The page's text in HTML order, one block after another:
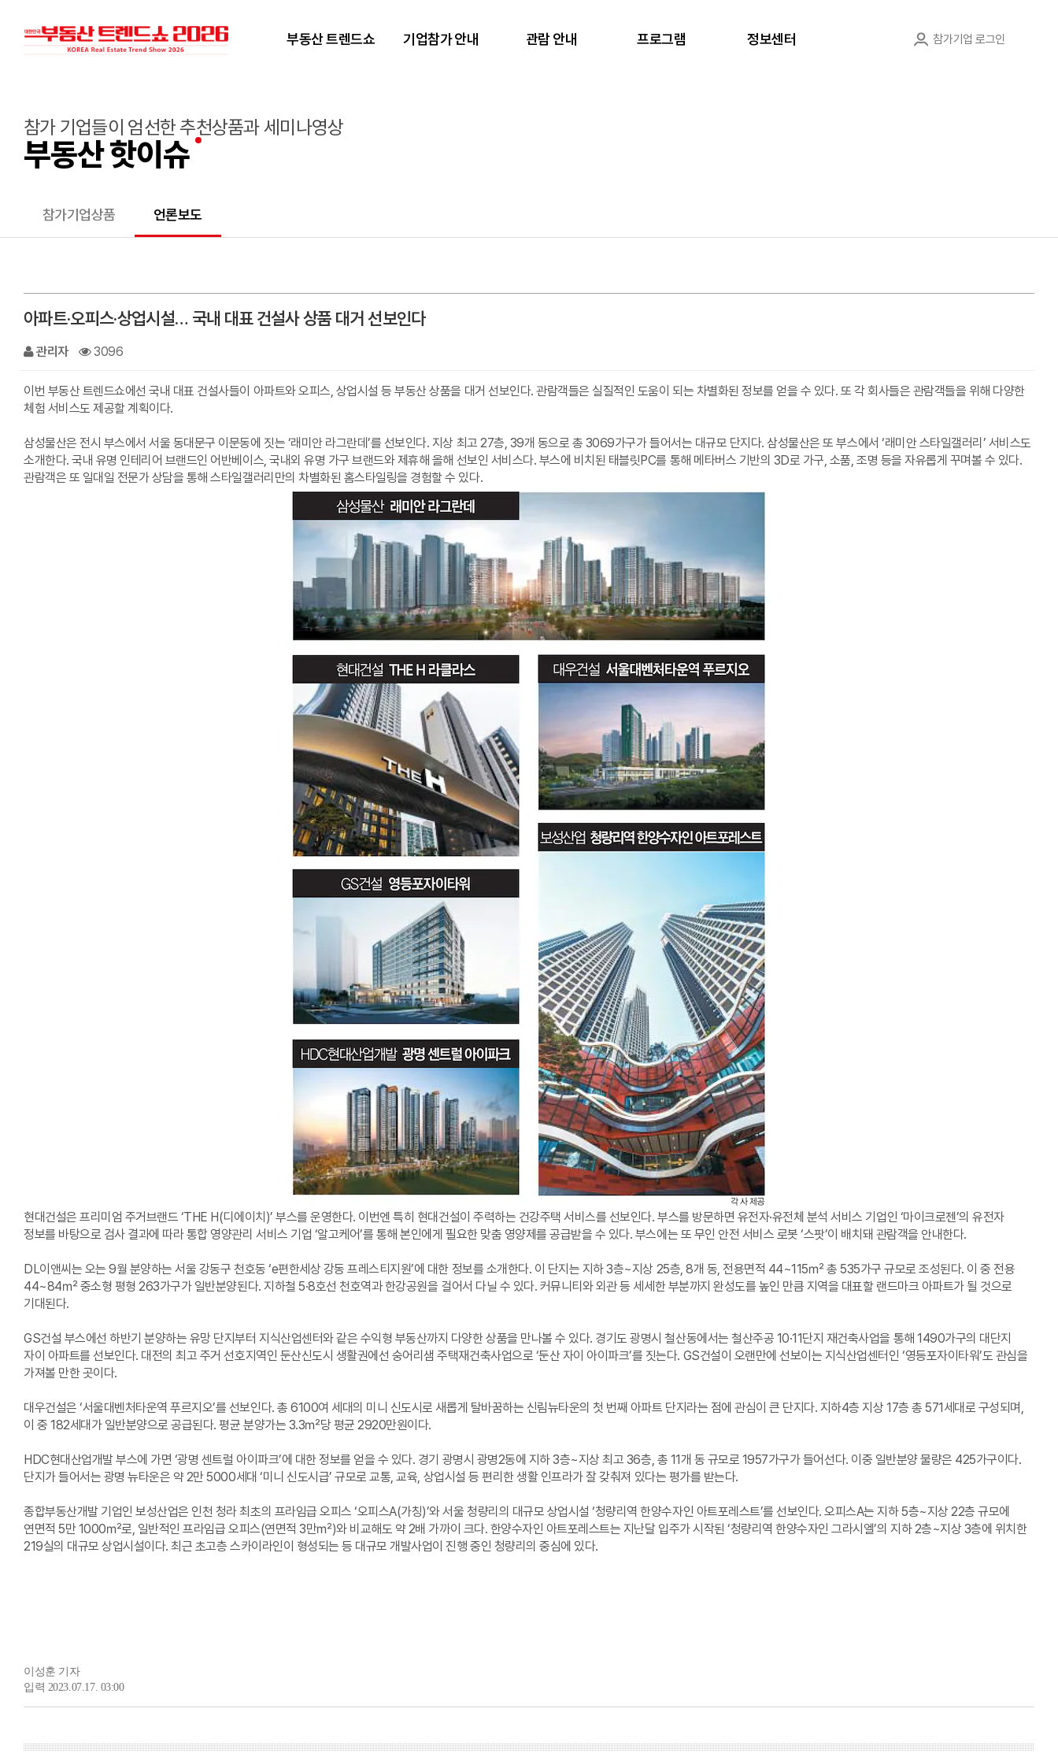
부동산 트렌드쇼 기업참가 안내 관람 안내 프로그램 정보센터 참가기업 로그인
참가 기업들이 엄선한 추천상품과 세미나영상
부동산 핫이슈
참가기업상품 언론보도
아파트·오피스·상업시설… 국내 대표 건설사 상품 대거 선보인다
관리자 3096
이번 부동산 트렌드쇼에선 국내 대표 건설사들이 아파트와 오피스, 상업시설 등 부동산 상품을 대거 선보인다. 관람객들은 실질적인 도움이 되는 차별화된 정보를 얻을 수 있다. 또 각 회사들은 관람객들을 위해 다양한
체험 서비스도 제공할 계획이다.
삼성물산은 전시 부스에서 서울 동대문구 이문동에 짓는 ‘래미안 라그란데’를 선보인다. 지상 최고 27층, 39개 동으로 총 3069가구가 들어서는 대규모 단지다. 삼성물산은 또 부스에서 ‘래미안 스타일갤러리’ 서비스도
소개한다. 국내 유명 인테리어 브랜드인 어반베이스, 국내외 유명 가구 브랜드와 제휴해 올해 선보인 서비스다. 부스에 비치된 태블릿PC를 통해 메타버스 기반의 3D로 가구, 소품, 조명 등을 자유롭게 꾸며볼 수 있다.
관람객은 또 일대일 전문가 상담을 통해 스타일갤러리만의 차별화된 홈스타일링을 경험할 수 있다.
현대건설은 프리미엄 주거브랜드 ‘THE H(디에이치)’ 부스를 운영한다. 이번엔 특히 현대건설이 주력하는 건강주택 서비스를 선보인다. 부스를 방문하면 유전자·유전체 분석 서비스 기업인 ‘마이크로젠’의 유전자
정보를 바탕으로 검사 결과에 따라 통합 영양관리 서비스 기업 ‘알고케어’를 통해 본인에게 필요한 맞춤 영양제를 공급받을 수 있다. 부스에는 또 무인 안전 서비스 로봇 ‘스팟’이 배치돼 관람객을 안내한다.
DL이앤씨는 오는 9월 분양하는 서울 강동구 천호동 ‘e편한세상 강동 프레스티지원’에 대한 정보를 소개한다. 이 단지는 지하 3층~지상 25층, 8개 동, 전용면적 44~115㎡ 총 535가구 규모로 조성된다. 이 중 전용
44~84㎡ 중소형 평형 263가구가 일반분양된다. 지하철 5·8호선 천호역과 한강공원을 걸어서 다닐 수 있다. 커뮤니티와 외관 등 세세한 부분까지 완성도를 높인 만큼 지역을 대표할 랜드마크 아파트가 될 것으로
기대된다.
GS건설 부스에선 하반기 분양하는 유망 단지부터 지식산업센터와 같은 수익형 부동산까지 다양한 상품을 만나볼 수 있다. 경기도 광명시 철산동에서는 철산주공 10·11단지 재건축사업을 통해 1490가구의 대단지
자이 아파트를 선보인다. 대전의 최고 주거 선호지역인 둔산신도시 생활권에선 숭어리샘 주택재건축사업으로 ‘둔산 자이 아이파크’를 짓는다. GS건설이 오랜만에 선보이는 지식산업센터인 ‘영등포자이타워’도 관심을
가져볼 만한 곳이다.
대우건설은 ‘서울대벤처타운역 푸르지오’를 선보인다. 총 6100여 세대의 미니 신도시로 새롭게 탈바꿈하는 신림뉴타운의 첫 번째 아파트 단지라는 점에 관심이 큰 단지다. 지하4층 지상 17층 총 571세대로 구성되며,
이 중 182세대가 일반분양으로 공급된다. 평균 분양가는 3.3㎡당 평균 2920만원이다.
HDC현대산업개발 부스에 가면 ‘광명 센트럴 아이파크’에 대한 정보를 얻을 수 있다. 경기 광명시 광명2동에 지하 3층~지상 최고 36층, 총 11개 동 규모로 1957가구가 들어선다. 이중 일반분양 물량은 425가구이다.
단지가 들어서는 광명 뉴타운은 약 2만 5000세대 ‘미니 신도시급’ 규모로 교통, 교육, 상업시설 등 편리한 생활 인프라가 잘 갖춰져 있다는 평가를 받는다.
종합부동산개발 기업인 보성산업은 인천 청라 최초의 프라임급 오피스 ‘오피스A(가칭)’와 서울 청량리의 대규모 상업시설 ‘청량리역 한양수자인 아트포레스트’를 선보인다. 오피스A는 지하 5층~지상 22층 규모에
연면적 5만 1000㎡로, 일반적인 프라임급 오피스(연면적 3만㎡)와 비교해도 약 2배 가까이 크다. 한양수자인 아트포레스트는 지난달 입주가 시작된 ‘청량리역 한양수자인 그라시엘’의 지하 2층~지상 3층에 위치한
219실의 대규모 상업시설이다. 최근 초고층 스카이라인이 형성되는 등 대규모 개발사업이 진행 중인 청량리의 중심에 있다.
이성훈 기자
입력 2023.07.17. 03:00